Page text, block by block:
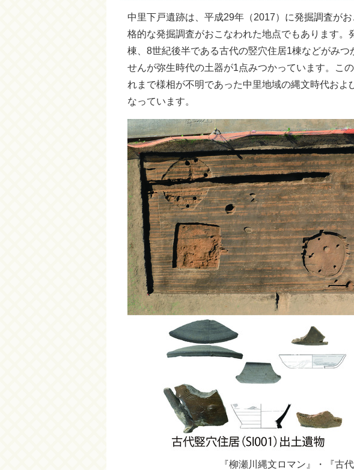
中里下戸遺跡は、平成29年（2017）に発掘調査が
格的な発掘調査がおこなわれた地点でもあります
棟、8世紀後半である古代の竪穴住居1棟などがみ
せんが弥生時代の土器が1点みつかっています。こ
れまで様相が不明であった中里地域の縄文時代お
なっています。
『柳瀬川縄文ロマン』・『古